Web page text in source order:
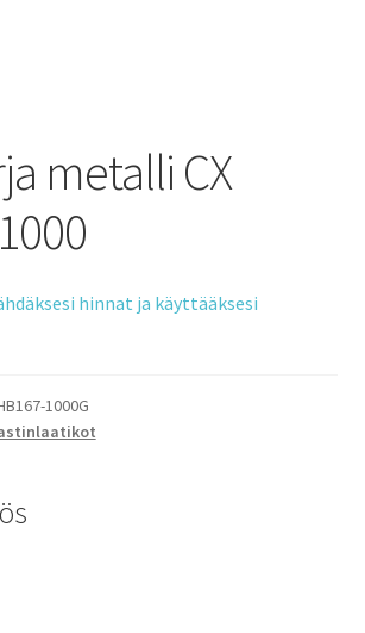
metalli CX
hinnat ja käyttääksesi
1000G